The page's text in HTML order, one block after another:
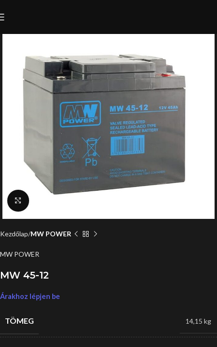
Click to enlarge
Kezdőlap MW POWER
MW POWER
MW 45-12
Árakhoz lépjen be
TÖMEG 14,15 kg